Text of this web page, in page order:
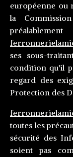
européenne ou
la
ses sous-
condition qu'il
regard des
Protection des
toutes les
sécurité des
soient pas